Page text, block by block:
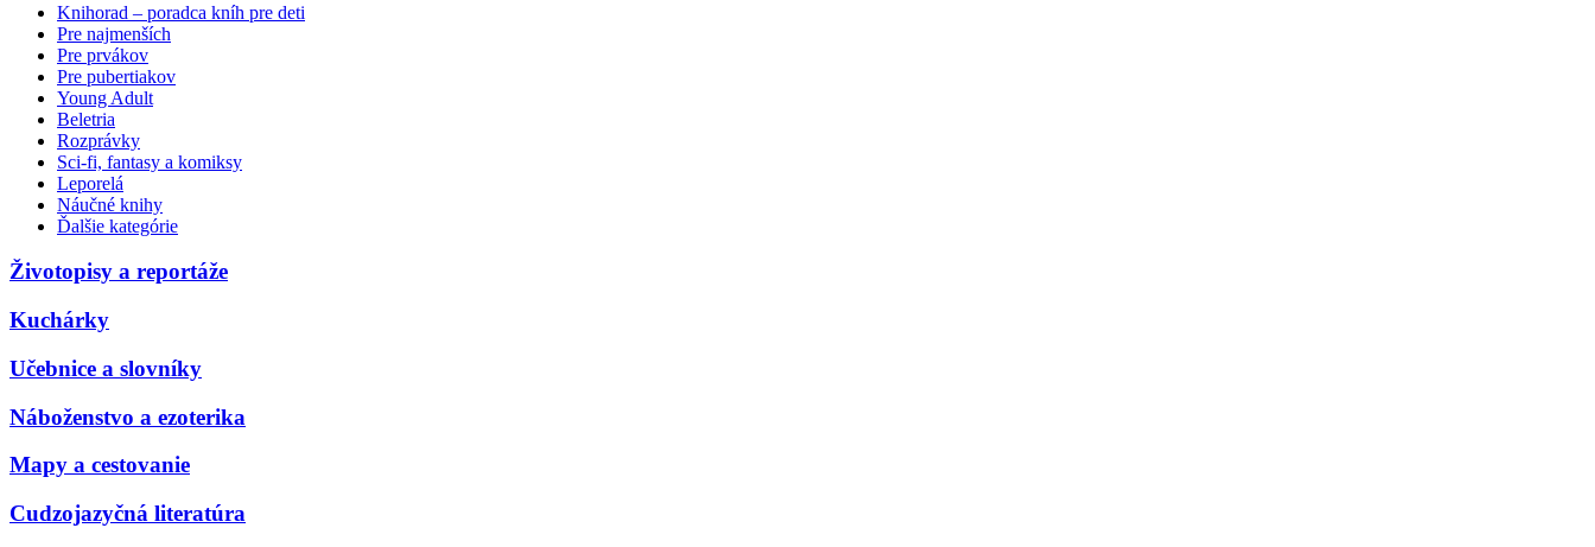
Knihorad – poradca kníh pre deti
Pre najmenších
Pre prvákov
Pre pubertiakov
Young Adult
Beletria
Rozprávky
Sci-fi, fantasy a komiksy
Leporelá
Náučné knihy
Ďalšie kategórie
Životopisy a reportáže
Kuchárky
Učebnice a slovníky
Náboženstvo a ezoterika
Mapy a cestovanie
Cudzojazyčná literatúra